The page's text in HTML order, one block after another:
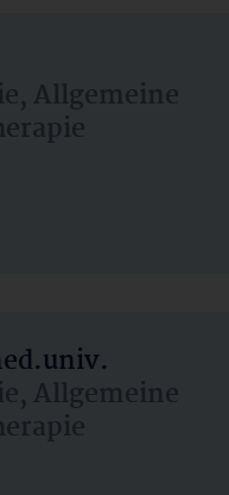
Allgemeine
Allgemeine